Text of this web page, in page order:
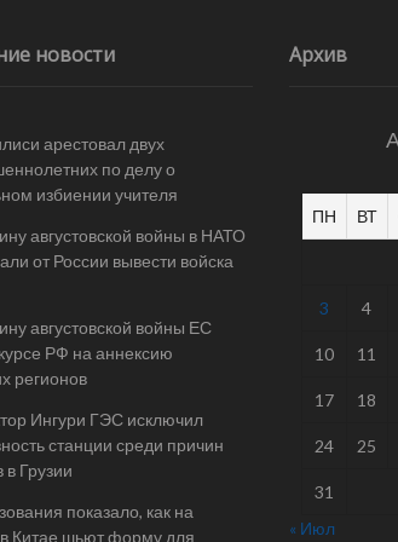
новости
арестовал двух
по делу о
избиении учителя
августовской войны в НАТО
от России вывести войска
августовской войны ЕС
РФ на аннексию
регионов
Ингури ГЭС исключил
станции среди причин
в Грузии
показало, как на
Китае шьют форму для
Архив
ПН ВТ
3 4
10 11
17 18
24 25
31
« Июл